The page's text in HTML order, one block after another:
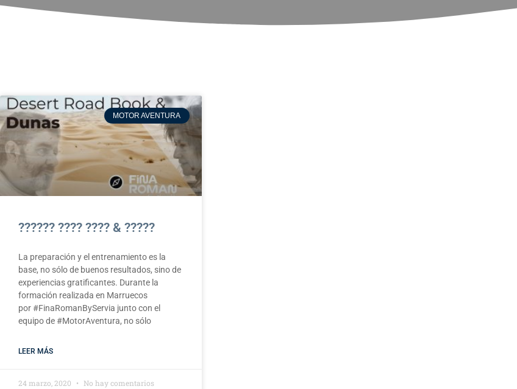
MOTOR AVENTURA
?????? ???? ???? & ?????
La preparación y el entrenamiento es la
base, no sólo de buenos resultados, sino de
experiencias gratificantes. Durante la
formación realizada en Marruecos
por #FinaRomanByServia junto con el
equipo de #MotorAventura, no sólo
LEER MÁS
24 marzo, 2020 No hay comentarios